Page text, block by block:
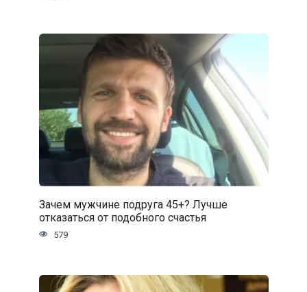
Зачем мужчине подруга 45+? Лучше
отказаться от подобного счастья
579